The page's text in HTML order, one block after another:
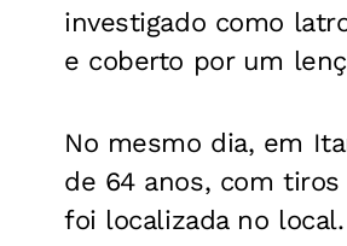
investigado como
e coberto por um
No mesmo dia, em
de 64 anos, com
foi localizada no